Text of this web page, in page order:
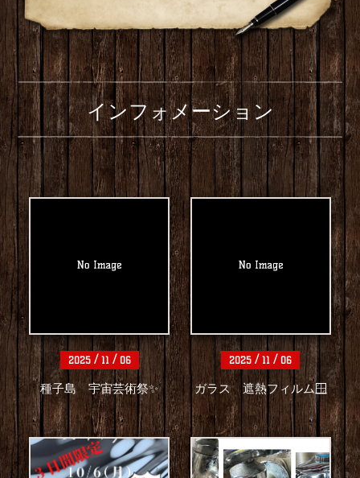
インフォメーション
2025/ 11 / 06
種子島 宇宙芸術祭✨
2025 /11 / 06
ガラス 遮熱フィルム🪟